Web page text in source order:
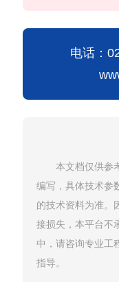
电话：
本文档仅供参
编写，具体技术参
的技术资料为准。
接损失，本平台不
中，请咨询专业工
指导。